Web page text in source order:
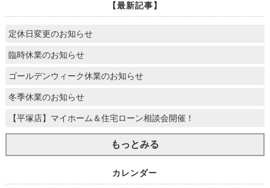
【最新記事】
定休日変更のお知らせ
臨時休業のお知らせ
ゴールデンウィーク休業のお知らせ
冬季休業のお知らせ
【平塚店】マイホーム＆住宅ローン相談会開催！
もっとみる
カレンダー